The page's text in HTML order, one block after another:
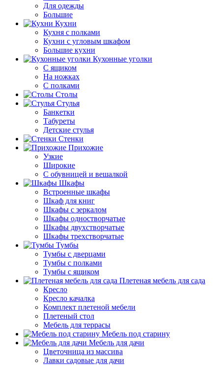
Для одежды
Большие
Кухни
Кухня с полками
Кухни с угловым шкафом
Большие кухни
Кухонные уголки
С ящиком
На ножках
С полками
Столы
Стулья
Банкетки
Табуреты
Детские стулья
Стенки
Прихожие
Узкие
Широкие
С обувницей и вешалкой
Шкафы
Встроенные шкафы
Шкаф для книг
Шкафы с зеркалом
Шкафы одностворчатые
Шкафы двухстворчатые
Шкафы трехстворчатые
Тумбы
Тумбы с дверцами
Тумбы с полками
Тумбы с ящиком
Плетеная мебель для сада
Кресло
Кресло качалка
Комплект плетеной мебели
Плетеный стол
Мебель для террасы
Мебель под старину
Мебель для дачи
Цветочница из массива
Лавки садовые для дачи